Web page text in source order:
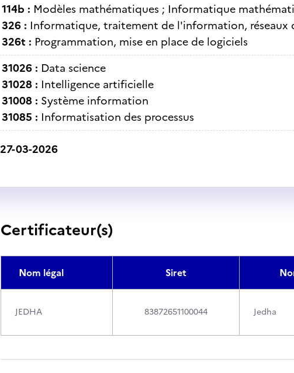
114b : Modèles mathématiques ; Informatique
326 : Informatique, traitement de l'information, réseaux
326t : Programmation, mise en place de logiciels
31026 : Data science
31028 : Intelligence artificielle
31008 : Système information
31085 : Informatisation des processus
27-03-2026
Certificateur(s)
Nom légal Siret
JEDHA 83872651100044 Jedha